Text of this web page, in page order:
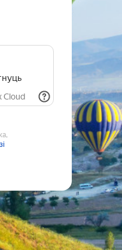
Cloud